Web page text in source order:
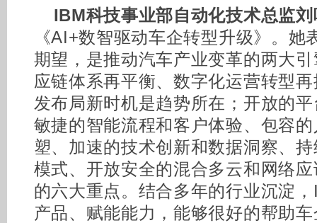
IBM科技事业部自动化技术总监
《AI+数智驱动车企转型升级》。她
期望，是推动汽车产业变革的两大
应链体系再平衡、数字化运营转型
发布局新时机是趋势所在；开放的
敏捷的智能流程和客户体验、包容
塑、加速的技术创新和数据洞察、
模式、开放安全的混合多云和网络
的六大重点。结合多年的行业沉淀
产品、赋能能力，能够很好的帮助